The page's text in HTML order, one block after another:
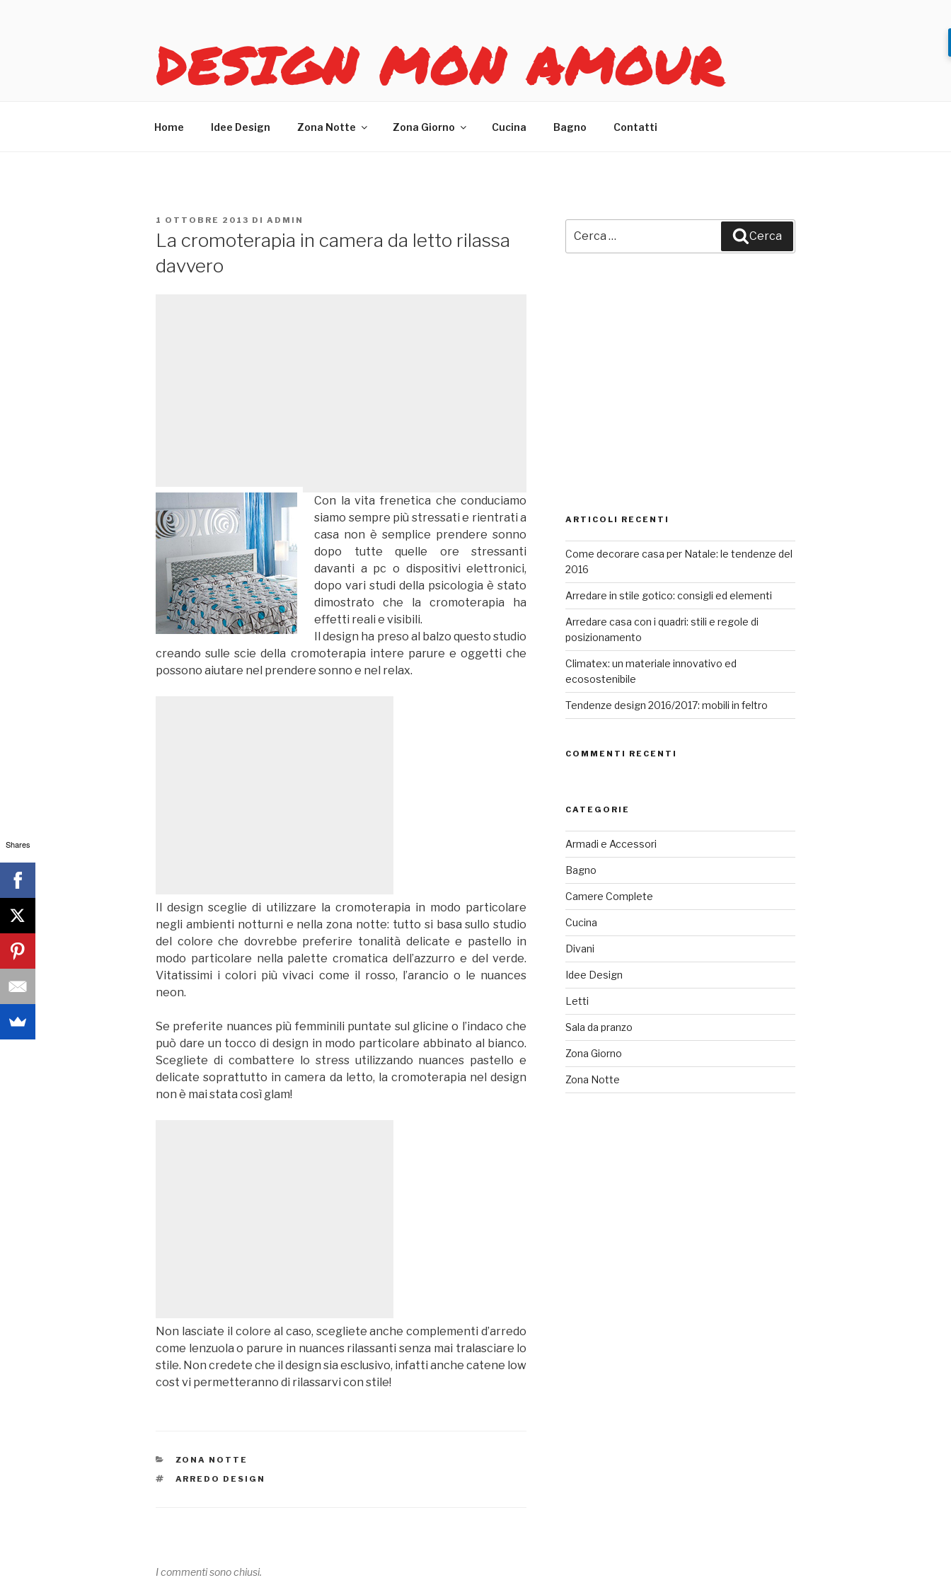
DESIGN MON AMOUR
Home Idee Design Zona Notte Zona Giorno Cucina Bagno Contatti
PUBBLICATO
IL
1 OTTOBRE 2013 DI ADMIN
La cromoterapia in camera da letto rilassa
davvero
Con la vita frenetica che conduciamo
siamo sempre più stressati e rientrati a
casa non è semplice prendere sonno
dopo tutte quelle ore stressanti
davanti a pc o dispositivi elettronici,
dopo vari studi della psicologia è stato
dimostrato che la cromoterapia ha
effetti reali e visibili.
Il design ha preso al balzo questo studio
creando sulle scie della cromoterapia intere parure e oggetti che
possono aiutare nel prendere sonno e nel relax.
Il design sceglie di utilizzare la cromoterapia in modo particolare
negli ambienti notturni e nella zona notte: tutto si basa sullo studio
del colore che dovrebbe preferire tonalità delicate e pastello in
modo particolare nella palette cromatica dell’azzurro e del verde.
Vitatissimi i colori più vivaci come il rosso, l’arancio o le nuances
neon.
Se preferite nuances più femminili puntate sul glicine o l’indaco che
può dare un tocco di design in modo particolare abbinato al bianco.
Scegliete di combattere lo stress utilizzando nuances pastello e
delicate soprattutto in camera da letto, la cromoterapia nel design
non è mai stata così glam!
Non lasciate il colore al caso, scegliete anche complementi d’arredo
come lenzuola o parure in nuances rilassanti senza mai tralasciare lo
stile. Non credete che il design sia esclusivo, infatti anche catene low
cost vi permetteranno di rilassarvi con stile!
CATEGORIE
ZONA NOTTE
TAG
ARREDO DESIGN
I commenti sono chiusi.
Cerca
ARTICOLI RECENTI
Come decorare casa per Natale: le tendenze del
2016
Arredare in stile gotico: consigli ed elementi
Arredare casa con i quadri: stili e regole di
posizionamento
Climatex: un materiale innovativo ed
ecosostenibile
Tendenze design 2016/2017: mobili in feltro
COMMENTI RECENTI
CATEGORIE
Armadi e Accessori
Bagno
Camere Complete
Cucina
Divani
Idee Design
Letti
Sala da pranzo
Zona Giorno
Zona Notte
Shares